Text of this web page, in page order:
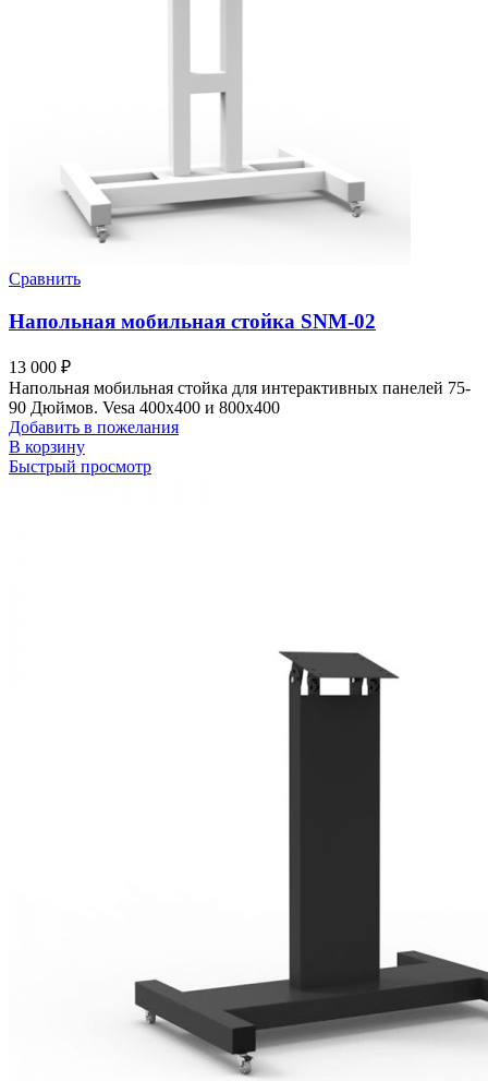
Сравнить
Напольная мобильная стойка SNM-02
13 000 ₽
Напольная мобильная стойка для интерактивных панелей 75-
90 Дюймов. Vesa 400x400 и 800x400
Добавить в пожелания
В корзину
Быстрый просмотр